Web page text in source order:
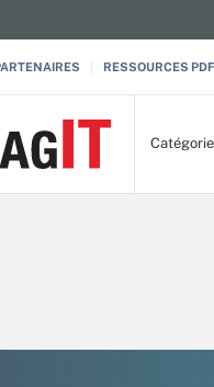
RESSOURCES PDF